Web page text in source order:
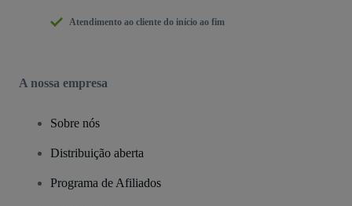
Atendimento ao cliente do início ao fim
A nossa empresa
Sobre nós
Distribuição aberta
Programa de Afiliados